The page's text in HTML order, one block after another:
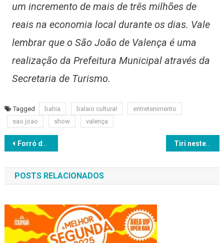
um incremento de mais de três milhões de
reais na economia local durante os dias. Vale
lembrar que o São João de Valença é uma
realização da Prefeitura Municipal através da
Secretaria de Turismo.
Tagged bahia balaio cultural
entretenimento
sao joao
show valença
Navegação
de
Post
Forró do Bongo confirma show da dupla fenômeno Iguinho & Lulinha Tiri neste sábado no Pelourinho
POSTS RELACIONADOS